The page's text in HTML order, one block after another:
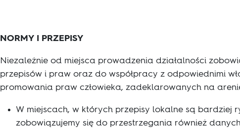
NORMY I PRZEPISY
Niezależnie od miejsca prowadzenia działalności
przepisów i praw oraz do współpracy z odpowiednimi
promowania praw człowieka, zadeklarowanych na
W miejscach, w których przepisy lokalne są bardziej
zobowiązujemy się do przestrzegania również